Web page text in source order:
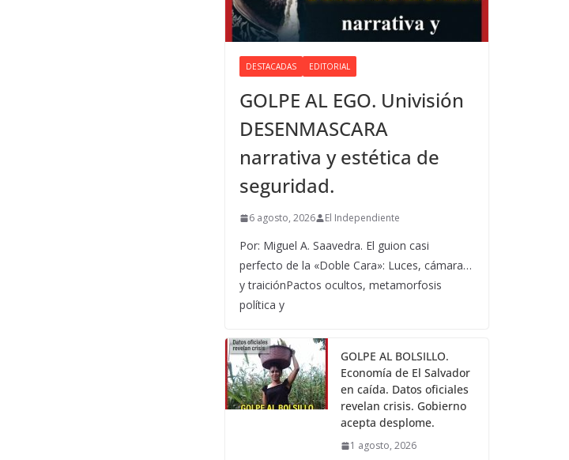
DESTACADAS EDITORIAL
GOLPE AL EGO. Univisión
DESENMASCARA
narrativa y estética de
seguridad.
6 agosto, 2026 El Independiente
Por: Miguel A. Saavedra. El guion casi
perfecto de la «Doble Cara»: Luces, cámara…
y traiciónPactos ocultos, metamorfosis
política y
GOLPE AL BOLSILLO.
Economía de El Salvador
en caída. Datos oficiales
revelan crisis. Gobierno
acepta desplome.
1 agosto, 2026